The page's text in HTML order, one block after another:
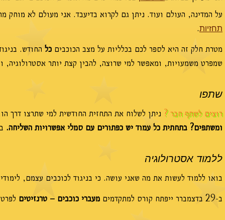
על המדינה, העולם ועוד. ניתן גם לקרוא בדיעבד. אני מעולם לא
תחזיות.
מטרת חלק זה היא לספר לכם בכלליות על מצב הכוכבים כל החודש.
שמפרט משמעויות, ומאפשר למי שרוצה, להבין קצת יותר אסטרולוגיה,
שתפו
רוצים לשתף חבר ? ניתן לשלוח את התחזית החודשית למי שתרצו דרך
ומשתפים? בתחתית כל עמוד יש כפתורים עם סמלי אפשרויות השליחה.
ללמוד אסטרולוגיה
בואו ללמוד לעשות את מה שאני עושה. כי בניגוד לכוכבים עצמם,
ב-29 בדצמברר ייפתח קורס למתקדמים
מעברי כוכבים – טרנזיטים